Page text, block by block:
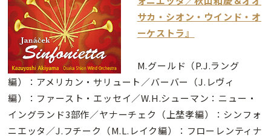
サカ・シオン・ウインド・オ
ーケストラ』
M.グールド（P.J.ラング
編）：アメリカン・サリュート／バーバー（J.レヴィ
編）：ファースト・エッセイ／W.H.シューマン：ニュー・
イングランド3部作／ヤナーチェク（上埜孝編）：シンフォ
ニエッタ／J.フチーク（M.L.レイク編）：フローレンティナ